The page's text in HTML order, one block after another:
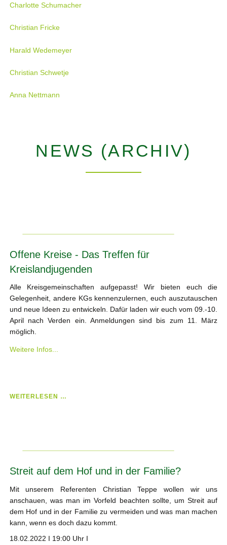
Charlotte Schumacher
Christian Fricke
Harald Wedemeyer
Christian Schwetje
Anna Nettmann
NEWS (ARCHIV)
Offene Kreise - Das Treffen für
Kreislandjugenden
Alle Kreisgemeinschaften aufgepasst! Wir bieten euch die
Gelegenheit, andere KGs kennenzulernen, euch auszutauschen
und neue Ideen zu entwickeln. Dafür laden wir euch vom 09.-10.
April nach Verden ein. Anmeldungen sind bis zum 11. März
möglich.
Weitere Infos...
WEITERLESEN …
Streit auf dem Hof und in der Familie?
Mit unserem Referenten Christian Teppe wollen wir uns
anschauen, was man im Vorfeld beachten sollte, um Streit auf
dem Hof und in der Familie zu vermeiden und was man machen
kann, wenn es doch dazu kommt.
18.02.2022 I 19:00 Uhr I